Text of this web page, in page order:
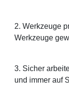
2. Werkzeuge
Werkzeuge
3. Sicher
und immer auf